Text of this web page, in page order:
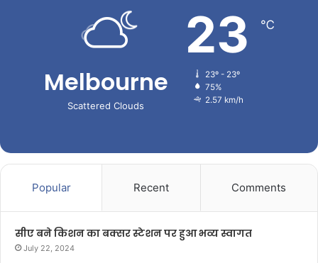
Melbourne
Scattered Clouds
23 ℃
23º - 23º
75%
2.57 km/h
Popular Recent Comments
सीए बने किशन का बक्सर स्टेशन पर हुआ भव्य स्वागत
July 22, 2024